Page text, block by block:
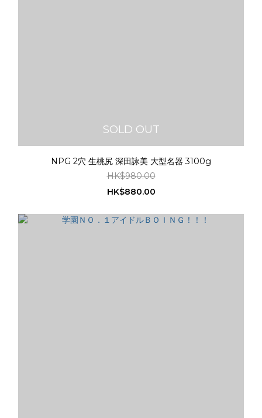
SOLD OUT
NPG 2穴 生桃尻 深田詠美 大型名器 3100g
HK$980.00
HK$880.00